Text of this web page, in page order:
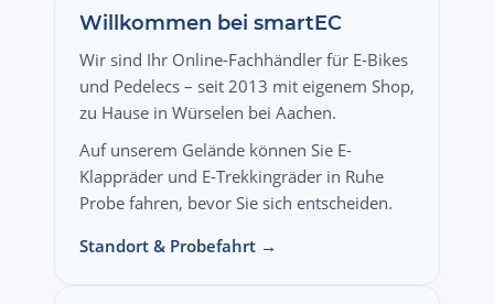
Willkommen bei smartEC
Wir sind Ihr Online-Fachhändler für E-Bikes
und Pedelecs – seit 2013 mit eigenem Shop,
zu Hause in Würselen bei Aachen.
Auf unserem Gelände können Sie E-
Klappräder und E-Trekkingräder in Ruhe
Probe fahren, bevor Sie sich entscheiden.
Standort & Probefahrt →